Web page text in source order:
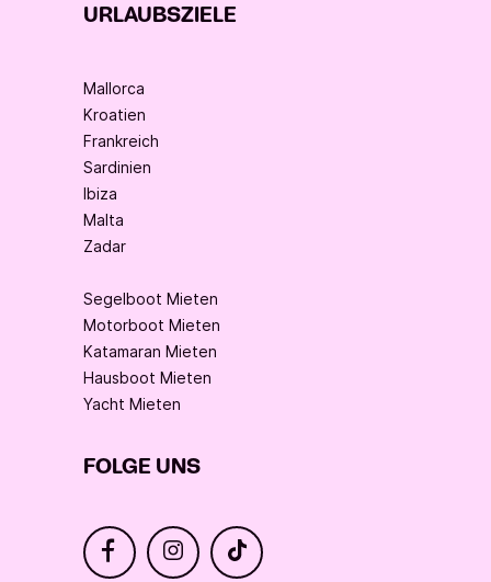
URLAUBSZIELE
Mallorca
Kroatien
Frankreich
Sardinien
Ibiza
Malta
Zadar
Segelboot Mieten
Motorboot Mieten
Katamaran Mieten
Hausboot Mieten
Yacht Mieten
FOLGE UNS